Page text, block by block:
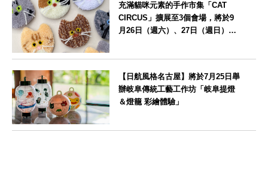
充滿貓咪元素的手作市集「CAT
CIRCUS」擴展至3個會場，將於9
月26日（週六）、27日（週日）在
【日航風格名古屋】將於7月25日舉
辦岐阜傳統工藝工作坊「岐阜提燈
＆燈籠 彩繪體驗」